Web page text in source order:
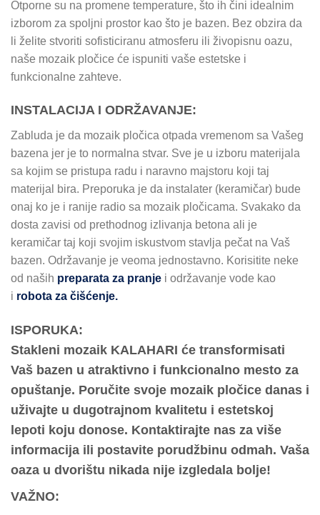
Otporne su na promene temperature, što ih čini idealnim
izborom za spoljni prostor kao što je bazen. Bez obzira da
li želite stvoriti sofisticiranu atmosferu ili živopisnu oazu,
naše mozaik pločice će ispuniti vaše estetske i
funkcionalne zahteve.
INSTALACIJA I ODRŽAVANJE:
Zabluda je da mozaik pločica otpada vremenom sa Vašeg
bazena jer je to normalna stvar. Sve je u izboru materijala
sa kojim se pristupa radu i naravno majstoru koji taj
materijal bira. Preporuka je da instalater (keramičar) bude
onaj ko je i ranije radio sa mozaik pločicama. Svakako da
dosta zavisi od prethodnog izlivanja betona ali je
keramičar taj koji svojim iskustvom stavlja pečat na Vaš
bazen. Održavanje je veoma jednostavno. Korisitite neke
od naših preparata za pranje i održavanje vode kao
i robota za čišćenje.
ISPORUKA:
Stakleni mozaik KALAHARI će transformisati
Vaš bazen u atraktivno i funkcionalno mesto za
opuštanje. Poručite svoje mozaik pločice danas i
uživajte u dugotrajnom kvalitetu i estetskoj
lepoti koju donose. Kontaktirajte nas za više
informacija ili postavite porudžbinu odmah. Vaša
oaza u dvorištu nikada nije izgledala bolje!
VAŽNO: